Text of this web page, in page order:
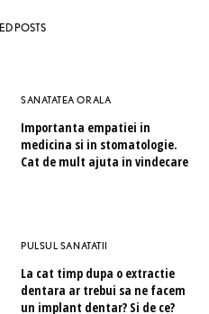
POSTS
SANATATEA ORALA
Importanta empatiei in
medicina si in stomatologie.
Cat de mult ajuta in vindecare
PULSUL SANATATII
La cat timp dupa o extractie
dentara ar trebui sa ne facem
un implant dentar? Si de ce?